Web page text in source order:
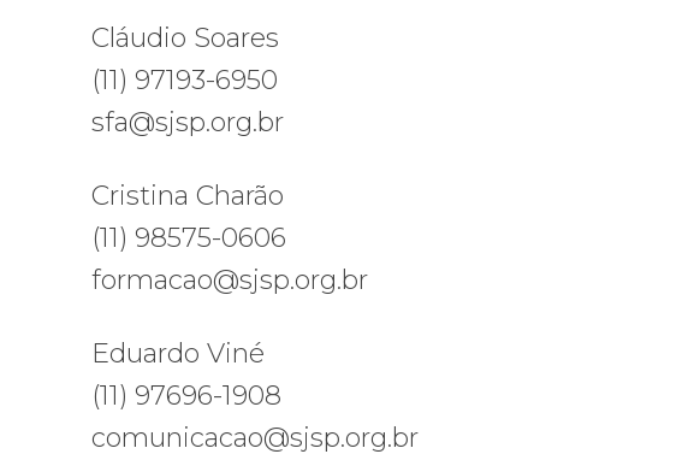
Cláudio Soares
(11) 97193-6950
sfa@sjsp.org.br
Cristina Charão
(11) 98575-0606
formacao@sjsp.org.br
Eduardo Viné
(11) 97696-1908
comunicacao@sjsp.org.br